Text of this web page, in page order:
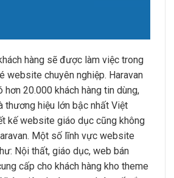
hàng sẽ được làm việc trong
website chuyên nghiệp. Haravan
hơn 20.000 khách hàng tin dùng,
thương hiệu lớn bậc nhất Việt
kế website giáo dục cũng không
Một số lĩnh vực website
Nội thất, giáo dục, web bán
cấp cho khách hàng kho theme